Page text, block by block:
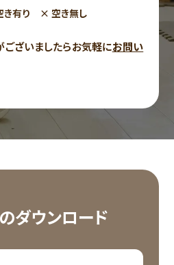
有り × 空き無し
ございましたらお気軽にお問い
ダウンロード